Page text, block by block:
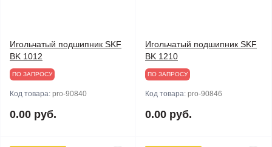
Игольчатый подшипник SKF
BK 1012
ПО ЗАПРОСУ
Код товара: pro-90840
0.00 руб.
Игольчатый подшипник SKF
BK 1210
ПО ЗАПРОСУ
Код товара: pro-90846
0.00 руб.